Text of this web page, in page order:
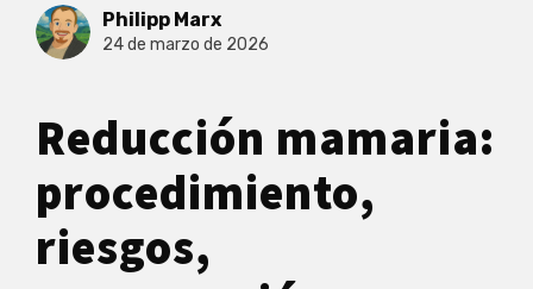
Philipp Marx
24 de marzo de 2026
Reducción mamaria:
procedimiento,
riesgos,